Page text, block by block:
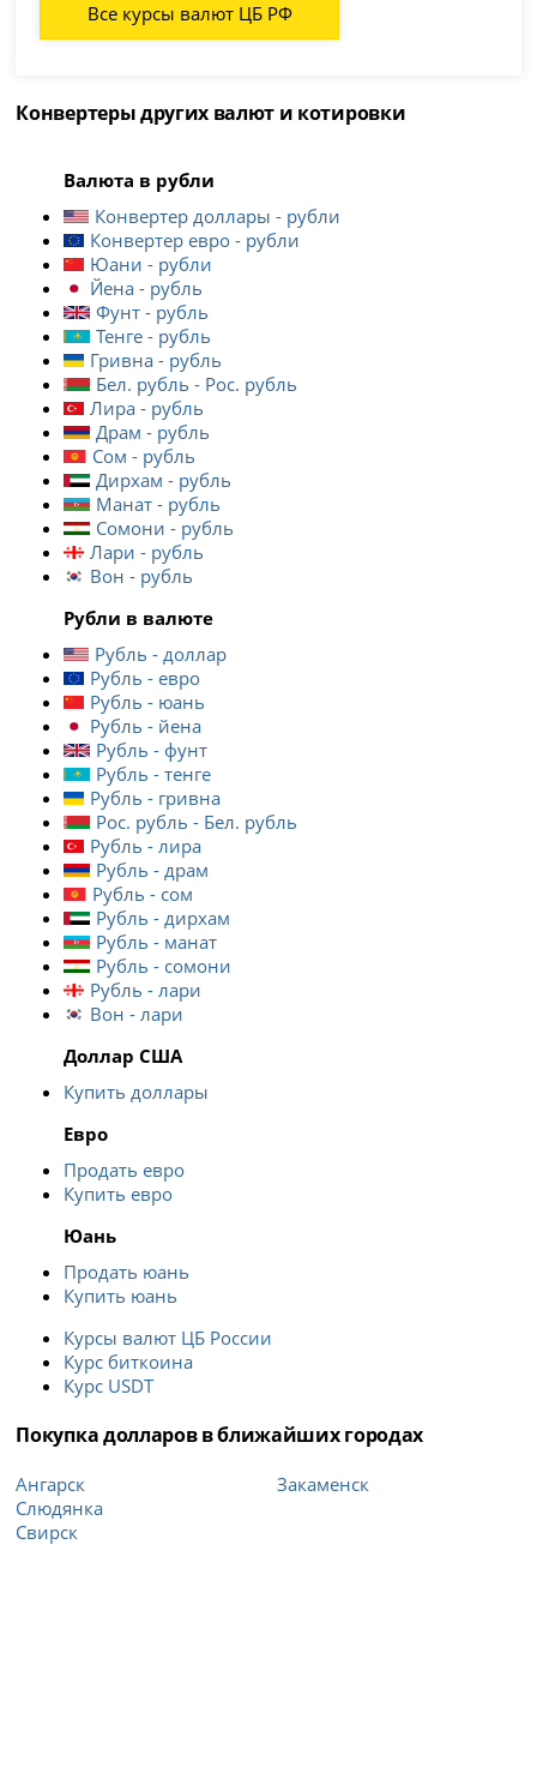
Все курсы валют ЦБ РФ
Конвертеры других валют и котировки
Валюта в рубли
Конвертер доллары - рубли
Конвертер евро - рубли
Юани - рубли
Йена - рубль
Фунт - рубль
Тенге - рубль
Гривна - рубль
Бел. рубль - Рос. рубль
Лира - рубль
Драм - рубль
Сом - рубль
Дирхам - рубль
Манат - рубль
Сомони - рубль
Лари - рубль
Вон - рубль
Рубли в валюте
Рубль - доллар
Рубль - евро
Рубль - юань
Рубль - йена
Рубль - фунт
Рубль - тенге
Рубль - гривна
Рос. рубль - Бел. рубль
Рубль - лира
Рубль - драм
Рубль - сом
Рубль - дирхам
Рубль - манат
Рубль - сомони
Рубль - лари
Вон - лари
Доллар США
Купить доллары
Евро
Продать евро
Купить евро
Юань
Продать юань
Купить юань
Курсы валют ЦБ России
Курс биткоина
Курс USDT
Покупка долларов в ближайших городах
Ангарск
Слюдянка
Свирск
Закаменск